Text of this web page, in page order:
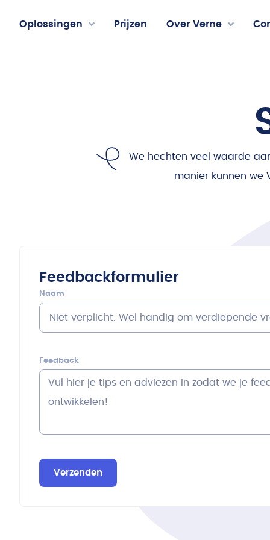
Oplossingen Prijzen Over Verne
We hechten veel waarde
manier kunnen we
Feedbackformulier
Naam
Feedback
Verzenden